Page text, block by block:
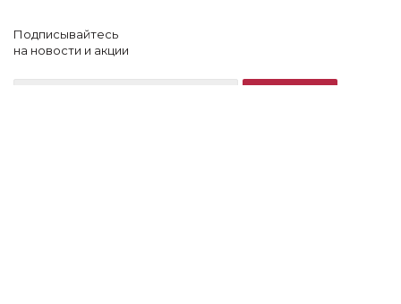
Подписывайтесь
на новости и акции